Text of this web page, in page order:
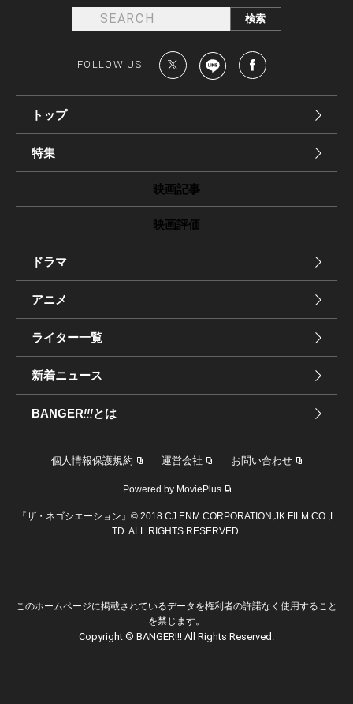
FOLLOW US
トップ
特集
映画記事
映画評価
ドラマ
アニメ
ライター一覧
新着ニュース
BANGER!!!とは
個人情報保護規約 運営会社 お問い合わせ
Powered by MoviePlus
『ザ・ネゴシエーション』© 2018 CJ ENM CORPORATION,JK FILM CO.,L
TD. ALL RIGHTS RESERVED.
このホームページに掲載されているデータを権利者の許諾なく使用すること
を禁じます。
Copyright © BANGER!!! All Rights Reserved.